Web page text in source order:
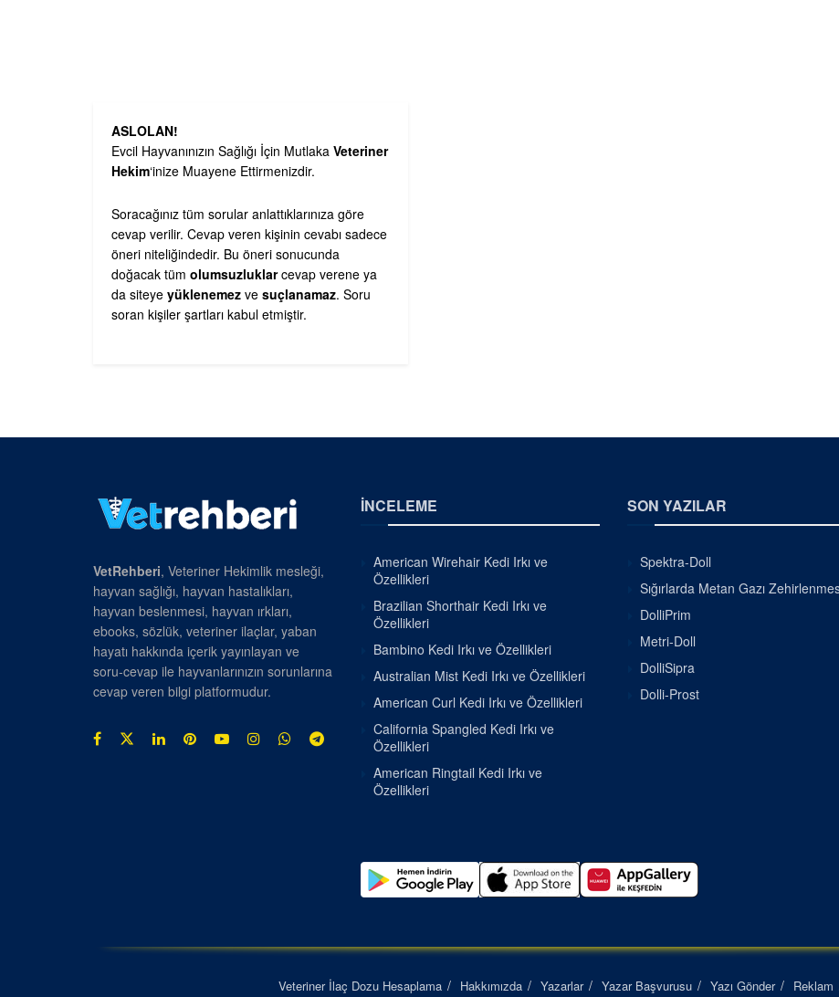
ASLOLAN!
Evcil Hayvanınızın Sağlığı İçin Mutlaka Veteriner
Hekim‘inize Muayene Ettirmenizdir.
Soracağınız tüm sorular anlattıklarınıza göre
cevap verilir. Cevap veren kişinin cevabı sadece
öneri niteliğindedir. Bu öneri sonucunda
doğacak tüm olumsuzluklarcevap verene ya
da siteye yüklenemez ve suçlanamaz. Soru
soran kişiler şartları kabul etmiştir.
VetRehberi, Veteriner Hekimlik mesleği,
hayvan sağlığı, hayvan hastalıkları,
hayvan beslenmesi, hayvan ırkları,
ebooks, sözlük, veteriner ilaçlar, yaban
hayatı hakkında içerik yayınlayan ve
soru-cevap ile hayvanlarınızın sorunlarına
cevap veren bilgi platformudur.
İNCELEME
American Wirehair Kedi Irkı ve
Özellikleri
Brazilian Shorthair Kedi Irkı ve
Özellikleri
Bambino Kedi Irkı ve Özellikleri
Australian Mist Kedi Irkı ve Özellikleri
American Curl Kedi Irkı ve Özellikleri
California Spangled Kedi Irkı ve
Özellikleri
American Ringtail Kedi Irkı ve
Özellikleri
SON YAZILAR
Spektra-Doll
Sığırlarda Metan Gazı
DolliPrim
Metri-Doll
DolliSipra
Dolli-Prost
Veteriner İlaç Dozu Hesaplama Hakkımızda Yazarlar Yazar Başvurusu Yazı Gönder Reklam